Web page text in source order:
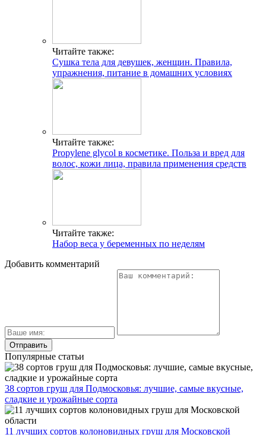
Читайте также:
Сушка тела для девушек, женщин. Правила,
упражнения, питание в домашних условиях
Читайте также:
Propylene glycol в косметике. Польза и вред для
волос, кожи лица, правила применения средств
Читайте также:
Набор веса у беременных по неделям
Добавить комментарий
Популярные статьи
38 сортов груш для Подмосковья: лучшие, самые вкусные,
сладкие и урожайные сорта
11 лучших сортов колоновидных груш для Московской